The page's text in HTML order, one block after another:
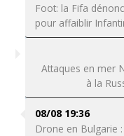
Foot: la Fifa
pour affaiblir
Attaques en mer
à la
08/08 19:36
Drone en Bulgarie